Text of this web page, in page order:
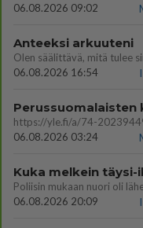
06.08.2026 09:02
Anteeksi arkuuteni
06.08.2026 16:54
06.08.2026 03:24
Kuka melkein täysi-
06.08.2026 20:09